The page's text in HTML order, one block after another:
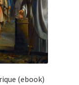
(ebook)